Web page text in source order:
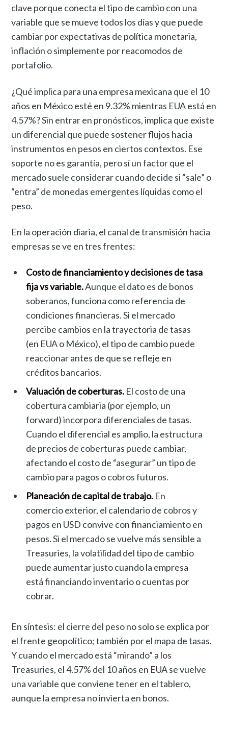
clave porque conecta el tipo de cambio con una
variable que se mueve todos los días y que puede
cambiar por expectativas de política monetaria,
inflación o simplemente por reacomodos de
portafolio.
¿Qué implica para una empresa mexicana que el 10
años en México esté en 9.32% mientras EUA está en
4.57%? Sin entrar en pronósticos, implica que existe
un diferencial que puede sostener flujos hacia
instrumentos en pesos en ciertos contextos. Ese
soporte no es garantía, pero sí un factor que el
mercado suele considerar cuando decide si “sale” o
“entra” de monedas emergentes líquidas como el
peso.
En la operación diaria, el canal de transmisión hacia
empresas se ve en tres frentes:
Costo de financiamiento y decisiones de tasa
fija vs variable.Aunque el dato es de bonos
soberanos, funciona como referencia de
condiciones financieras. Si el mercado
percibe cambios en la trayectoria de tasas
(en EUA o México), el tipo de cambio puede
reaccionar antes de que se refleje en
créditos bancarios.
Valuación de coberturas. El costo de una
cobertura cambiaria (por ejemplo, un
forward) incorpora diferenciales de tasas.
Cuando el diferencial es amplio, la estructura
de precios de coberturas puede cambiar,
afectando el costo de “asegurar” un tipo de
cambio para pagos o cobros futuros.
Planeación de capital de trabajo. En
comercio exterior, el calendario de cobros y
pagos en USD convive con financiamiento en
pesos. Si el mercado se vuelve más sensible a
Treasuries, la volatilidad del tipo de cambio
puede aumentar justo cuando la empresa
está financiando inventario o cuentas por
cobrar.
En síntesis: el cierre del peso no solo se explica por
el frente geopolítico; también por el mapa de tasas.
Y cuando el mercado está “mirando” a los
Treasuries, el 4.57% del 10 años en EUA se vuelve
una variable que conviene tener en el tablero,
aunque la empresa no invierta en bonos.